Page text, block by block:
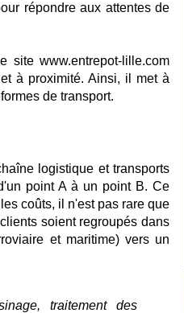
répondre aux attentes de
site www.entrepot-lille.com
à proximité. Ainsi, il met à
de transport.
logistique et transports
point A à un point B. Ce
coûts, il n'est pas rare que
soient regroupés dans
et maritime) vers un
traitement des